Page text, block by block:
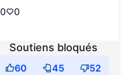
0 0
Soutiens bloqués
60 45 52